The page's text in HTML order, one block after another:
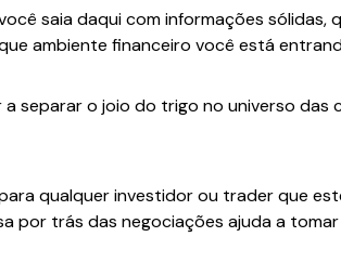
saia daqui com informações sólidas,
ambiente financeiro você está
separar o joio do trigo no universo das
qualquer investidor ou trader que
por trás das negociações ajuda a